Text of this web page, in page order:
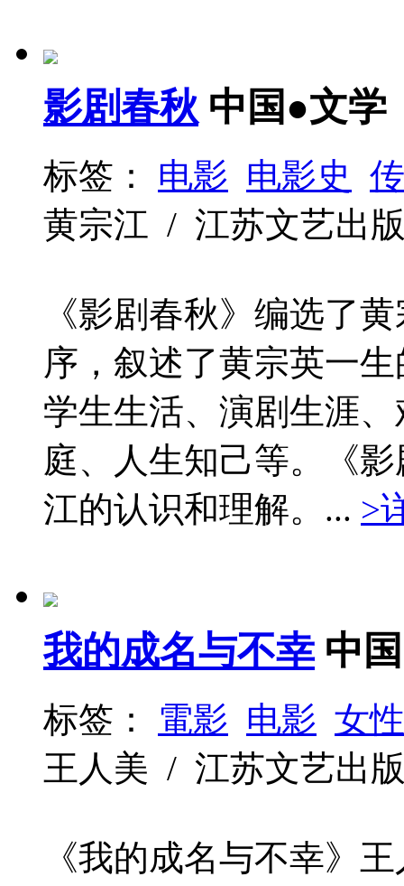
影剧春秋 中国●文学
标签： 电影 电影史
黄宗江 / 江苏文艺出
《影剧春秋》编选了
序，叙述了黄宗英一
学生生活、演剧生涯
庭、人生知己等。《
江的认识和理解。... >
我的成名与不幸 中
标签： 電影 电影 女性
王人美 / 江苏文艺出
《我的成名与不幸》